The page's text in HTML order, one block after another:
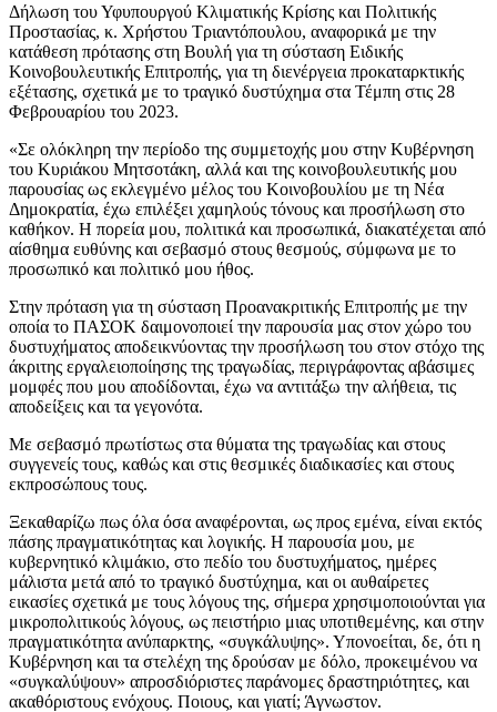
Δήλωση του Υφυπουργού Κλιματικής Κρίσης και Πολιτικής
Προστασίας, κ. Χρήστου Τριαντόπουλου, αναφορικά με την
κατάθεση πρότασης στη Βουλή για τη σύσταση Ειδικής
Κοινοβουλευτικής Επιτροπής, για τη διενέργεια προκαταρκτικής
εξέτασης, σχετικά με το τραγικό δυστύχημα στα Τέμπη στις 28
Φεβρουαρίου του 2023.
«Σε ολόκληρη την περίοδο της συμμετοχής μου στην Κυβέρνηση
του Κυριάκου Μητσοτάκη, αλλά και της κοινοβουλευτικής μου
παρουσίας ως εκλεγμένο μέλος του Κοινοβουλίου με τη Νέα
Δημοκρατία, έχω επιλέξει χαμηλούς τόνους και προσήλωση στο
καθήκον. Η πορεία μου, πολιτικά και προσωπικά, διακατέχεται από
αίσθημα ευθύνης και σεβασμό στους θεσμούς, σύμφωνα με το
προσωπικό και πολιτικό μου ήθος.
Στην πρόταση για τη σύσταση Προανακριτικής Επιτροπής με την
οποία το ΠΑΣΟΚ δαιμονοποιεί την παρουσία μας στον χώρο του
δυστυχήματος αποδεικνύοντας την προσήλωση του στον στόχο της
άκριτης εργαλειοποίησης της τραγωδίας, περιγράφοντας αβάσιμες
μομφές που μου αποδίδονται, έχω να αντιτάξω την αλήθεια, τις
αποδείξεις και τα γεγονότα.
Με σεβασμό πρωτίστως στα θύματα της τραγωδίας και στους
συγγενείς τους, καθώς και στις θεσμικές διαδικασίες και στους
εκπροσώπους τους.
Ξεκαθαρίζω πως όλα όσα αναφέρονται, ως προς εμένα, είναι εκτός
πάσης πραγματικότητας και λογικής. Η παρουσία μου, με
κυβερνητικό κλιμάκιο, στο πεδίο του δυστυχήματος, ημέρες
μάλιστα μετά από το τραγικό δυστύχημα, και οι αυθαίρετες
εικασίες σχετικά με τους λόγους της, σήμερα χρησιμοποιούνται για
μικροπολιτικούς λόγους, ως πειστήριο μιας υποτιθεμένης, και στην
πραγματικότητα ανύπαρκτης, «συγκάλυψης». Υπονοείται, δε, ότι η
Κυβέρνηση και τα στελέχη της δρούσαν με δόλο, προκειμένου να
«συγκαλύψουν» απροσδιόριστες παράνομες δραστηριότητες, και
ακαθόριστους ενόχους. Ποιους, και γιατί; Άγνωστον.